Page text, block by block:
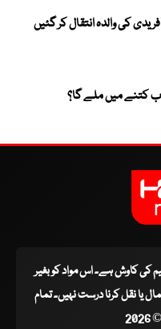
کی والدہ انتقال کر گئیں
اب کتنے میں ملے گا؟
ٹیم کی کاوش ہے۔ اس مواد کو بغیر
نقل کرنا درست نہیں۔ تمام